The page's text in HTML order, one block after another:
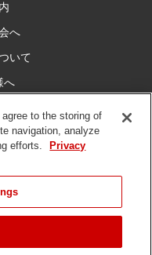
へ
いて
へ
ぐ
DMCA/コピーライトポリシー
to the storing of
navigation, analyze
efforts.
Privacy